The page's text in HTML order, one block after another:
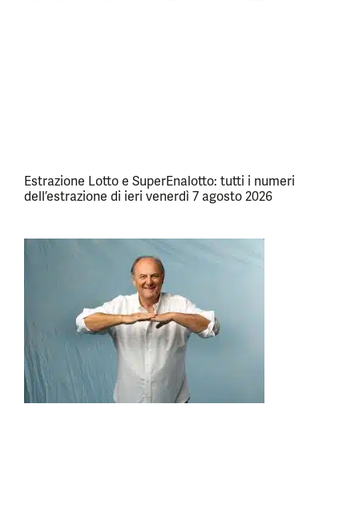
Estrazione Lotto e SuperEnalotto: tutti i numeri
dell’estrazione di ieri venerdì 7 agosto 2026